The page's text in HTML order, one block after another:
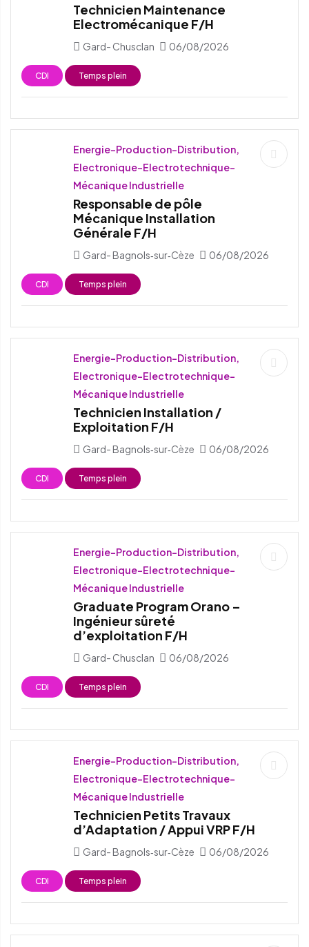
Technicien Maintenance
Electromécanique F/H
Gard- Chusclan 06/08/2026
CDI Temps plein
Energie-Production-Distribution,
Electronique-Electrotechnique-
Mécanique Industrielle
Responsable de pôle
Mécanique Installation
Générale F/H
Gard- Bagnols‑sur‑Cèze 06/08/2026
CDI Temps plein
Energie-Production-Distribution,
Electronique-Electrotechnique-
Mécanique Industrielle
Technicien Installation /
Exploitation F/H
Gard- Bagnols‑sur‑Cèze 06/08/2026
CDI Temps plein
Energie-Production-Distribution,
Electronique-Electrotechnique-
Mécanique Industrielle
Graduate Program Orano –
Ingénieur sûreté
d’exploitation F/H
Gard- Chusclan 06/08/2026
CDI Temps plein
Energie-Production-Distribution,
Electronique-Electrotechnique-
Mécanique Industrielle
Technicien Petits Travaux
d’Adaptation / Appui VRP F/H
Gard- Bagnols‑sur‑Cèze 06/08/2026
CDI Temps plein